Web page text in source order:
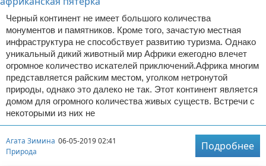
Черный континент не имеет большого количества
монументов и памятников. Кроме того, зачастую местная
инфраструктура не способствует развитию туризма. Однако
уникальный дикий животный мир Африки ежегодно влечет
огромное количество искателей приключений.Африка многим
представляется райским местом, уголком нетронутой
природы, однако это далеко не так. Этот континент является
домом для огромного количества живых существ. Встречи с
некоторыми из них не
Агата Зимина 06-05-2019 02:41
Природа
Подробнее